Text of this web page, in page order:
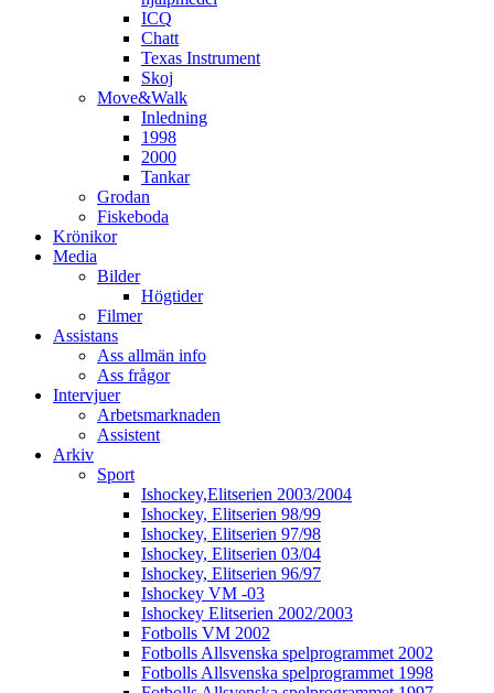
ICQ
Chatt
Texas Instrument
Skoj
Move&Walk
Inledning
1998
2000
Tankar
Grodan
Fiskeboda
Krönikor
Media
Bilder
Högtider
Filmer
Assistans
Ass allmän info
Ass frågor
Intervjuer
Arbetsmarknaden
Assistent
Arkiv
Sport
Ishockey,Elitserien 2003/2004
Ishockey, Elitserien 98/99
Ishockey, Elitserien 97/98
Ishockey, Elitserien 03/04
Ishockey, Elitserien 96/97
Ishockey VM -03
Ishockey Elitserien 2002/2003
Fotbolls VM 2002
Fotbolls Allsvenska spelprogrammet 2002
Fotbolls Allsvenska spelprogrammet 1998